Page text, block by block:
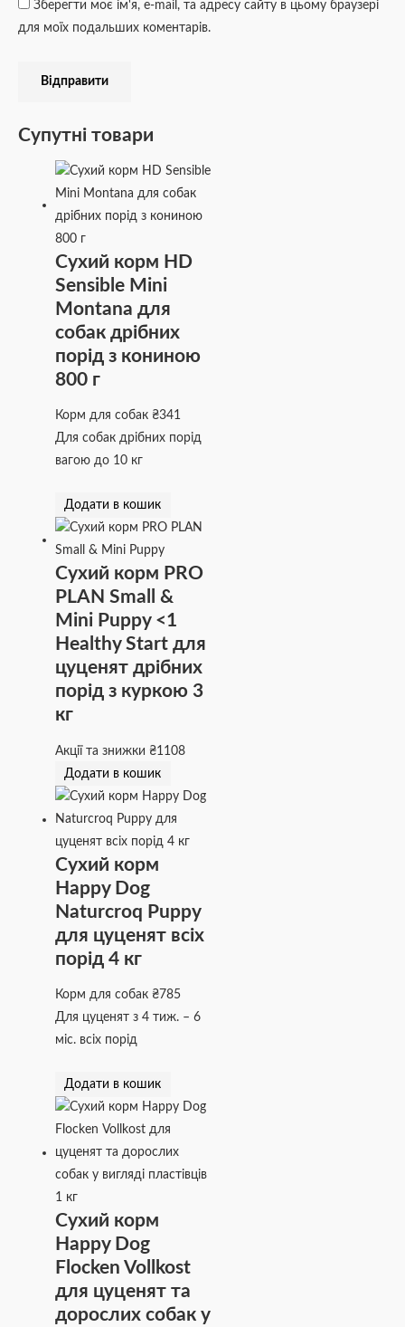
Зберегти моє ім'я, e-mail, та адресу сайту в цьому браузері
для моїх подальших коментарів.
Супутні товари
Сухий корм HD
Sensible Mini
Montana для
собак дрібних
порід з кониною
800 г
Корм для собак₴341
Для собак дрібних порід
вагою до 10 кг
Додати в кошик
Сухий корм PRO
PLAN Small &
Mini Puppy <1
Healthy Start для
цуценят дрібних
порід з куркою 3
кг
Акції та знижки₴1108
Додати в кошик
Сухий корм
Happy Dog
Naturcroq Puppy
для цуценят всіх
порід 4 кг
Корм для собак₴785
Для цуценят з 4 тиж. – 6
міс. всіх порід
Додати в кошик
Сухий корм
Happy Dog
Flocken Vollkost
для цуценят та
дорослих собак у